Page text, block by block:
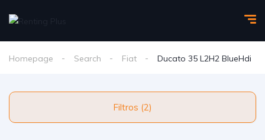
Homepage Search Fiat Ducato 35 L2H2 BlueHdi
Filtros (2)